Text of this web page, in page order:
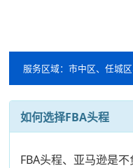
服务区域：市中区、任城
如何选择FBA头程
FBA头程、亚马逊是